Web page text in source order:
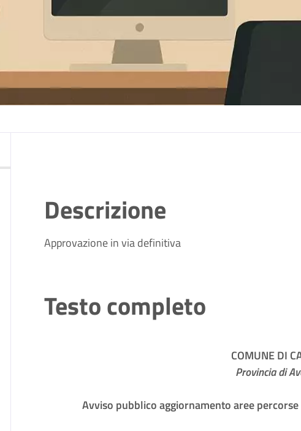
Descrizione
Approvazione in via definitiva
Testo completo
COMUNE DI
Provincia di
Avviso pubblico aggiornamento aree